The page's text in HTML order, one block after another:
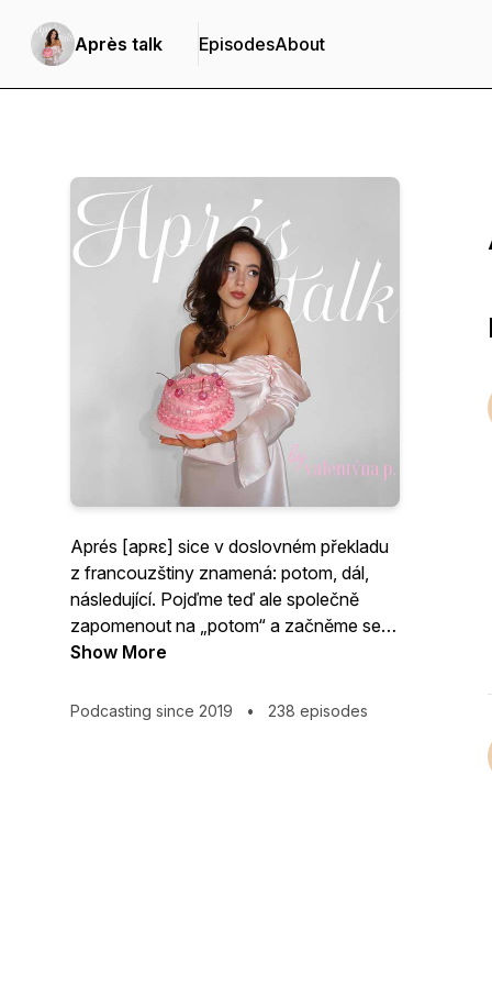
Après talk EpisodesAbout
Aprés [apʀε] sice v doslovném překladu
z francouzštiny znamená: potom, dál,
následující. Pojďme teď ale společně
zapomenout na „potom“ a začněme se
soustředit na „právě teď“.
Aprés talk - váš oblíbený Hot Girl Walk
Show More
Podcasting since 2019 • 238 episodes